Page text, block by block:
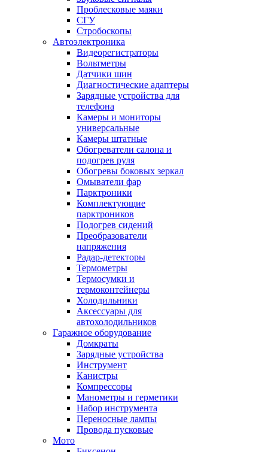
Проблесковые маяки
СГУ
Стробоскопы
Автоэлектроника
Видеорегистраторы
Вольтметры
Датчики шин
Диагностические адаптеры
Зарядные устройства для
телефона
Камеры и мониторы
универсальные
Камеры штатные
Обогреватели салона и
подогрев руля
Обогревы боковых зеркал
Омыватели фар
Парктроники
Комплектующие
парктроников
Подогрев сидений
Преобразователи
напряжения
Радар-детекторы
Термометры
Термосумки и
термоконтейнеры
Холодильники
Аксессуары для
автохолодильников
Гаражное оборудование
Домкраты
Зарядные устройства
Инструмент
Канистры
Компрессоры
Манометры и герметики
Набор инструмента
Переносные лампы
Провода пусковые
Мото